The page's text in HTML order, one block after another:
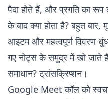
पैदा होते हैं, और प्रगति का
के बाद क्या होता है? बहुत बार,
आइटम और महत्वपूर्ण विवरण
गए नोट्स के समुद्र में खो जाते
समाधान? ट्रांसक्रिप्शन।
Google Meet कॉल को